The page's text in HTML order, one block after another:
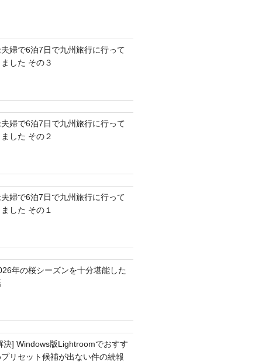
婦で6泊7日で九州旅行に行って
した その３
婦で6泊7日で九州旅行に行って
した その２
婦で6泊7日で九州旅行に行って
した その１
年の桜シーズンを十分堪能した
決] Windows版Lightroomでおすす
リセット候補が出ない件の続報